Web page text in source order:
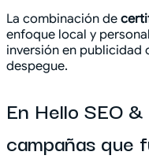
La combinación de
enfoque local y
inversión en publicidad
despegue.
En Hello SEO
campañas que